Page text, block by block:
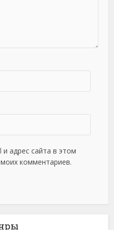
адрес сайта в этом
комментариев.